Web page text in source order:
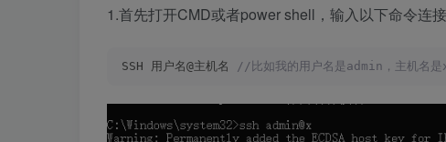
1.首先打开CMD或者power shell，输入以下命令连
SSH 用户名@主机名 //比如我的用户名是admin，主机名是